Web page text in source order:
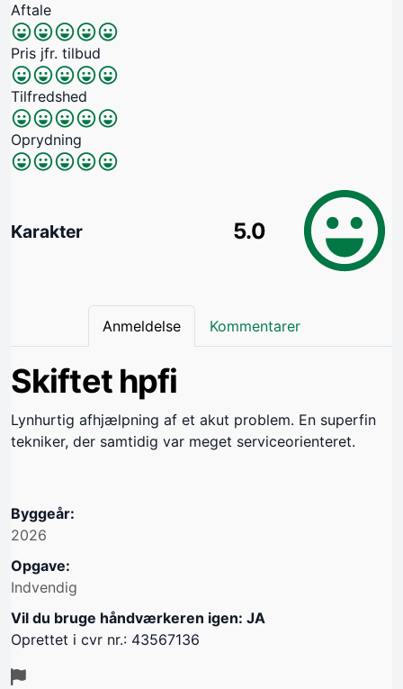
Aftale
Pris jfr. tilbud
Tilfredshed
Oprydning
Karakter 5.0
Anmeldelse Kommentarer
Skiftet hpfi
Lynhurtig afhjælpning af et akut problem. En superfin
tekniker, der samtidig var meget serviceorienteret.
Byggeår:
2026
Opgave:
Indvendig
Vil du bruge håndværkeren igen: JA
Oprettet i cvr nr.: 43567136